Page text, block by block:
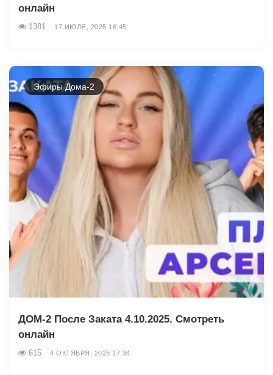
онлайн
1381 17 ИЮЛЯ, 2025 16:45
Эфиры Дома-2
ДОМ-2 После Заката 4.10.2025. Смотреть
онлайн
615 4 ОКТЯБРЯ, 2025 17:34